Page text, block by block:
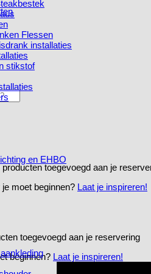
toegevoegd aan je
moet beginnen? Laat je inspireren!
toegevoegd aan je reservering
beginnen? Laat je inspireren!
Flessen
installaties
stikstof
en EHBO